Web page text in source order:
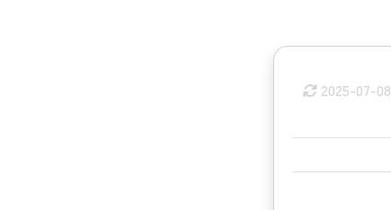
2025-07-08